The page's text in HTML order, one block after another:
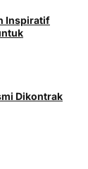
Inspiratif
Dikontrak